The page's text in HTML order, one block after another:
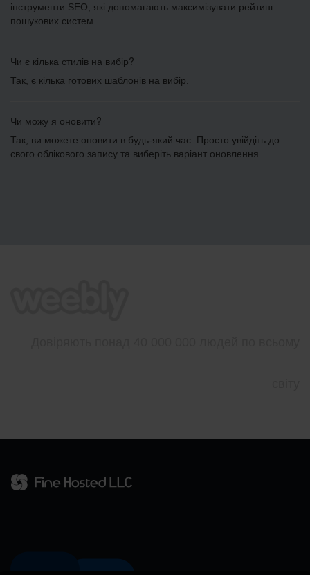
інструменти SEO, які допомагають максимізувати рейтинг
пошукових систем.
Чи є кілька стилів на вибір?
Так, є кілька готових шаблонів на вибір.
Чи можу я оновити?
Так, ви можете оновити в будь-який час. Просто увійдіть до
свого облікового запису та виберіть варіант оновлення.